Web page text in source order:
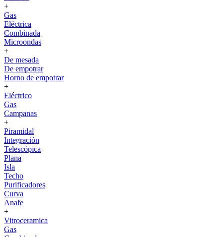
+
Gas
Eléctrica
Combinada
Microondas
+
De mesada
De empotrar
Horno de empotrar
+
Eléctrico
Gas
Campanas
+
Piramidal
Integración
Telescópica
Plana
Isla
Techo
Purificadores
Curva
Anafe
+
Vitroceramica
Gas